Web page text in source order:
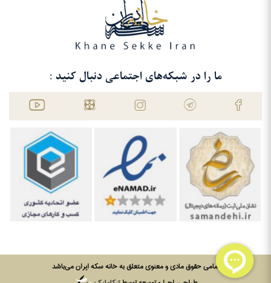
ما را در شبکه‌های اجتماعی دنبال کنید :
تمامی حقوق مادی و معنوی متعلق به خانه سکه ایران می‌باشد